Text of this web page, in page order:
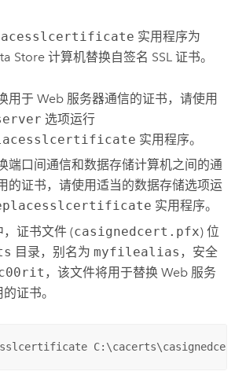
实用程序为
Store计算机替换自签名 SSL 证书。
用于 Web 服务器通信的证书，请使用
选项运行
实用程序。
端口间通信和数据存储计算机之间的通
的证书，请使用适当的数据存储选项运
实用程序。
证书文件 (casignedcert.pfx) 位
目录，别名为 myfilealias ，安全
，该文件将用于替换 Web 服务
证书。